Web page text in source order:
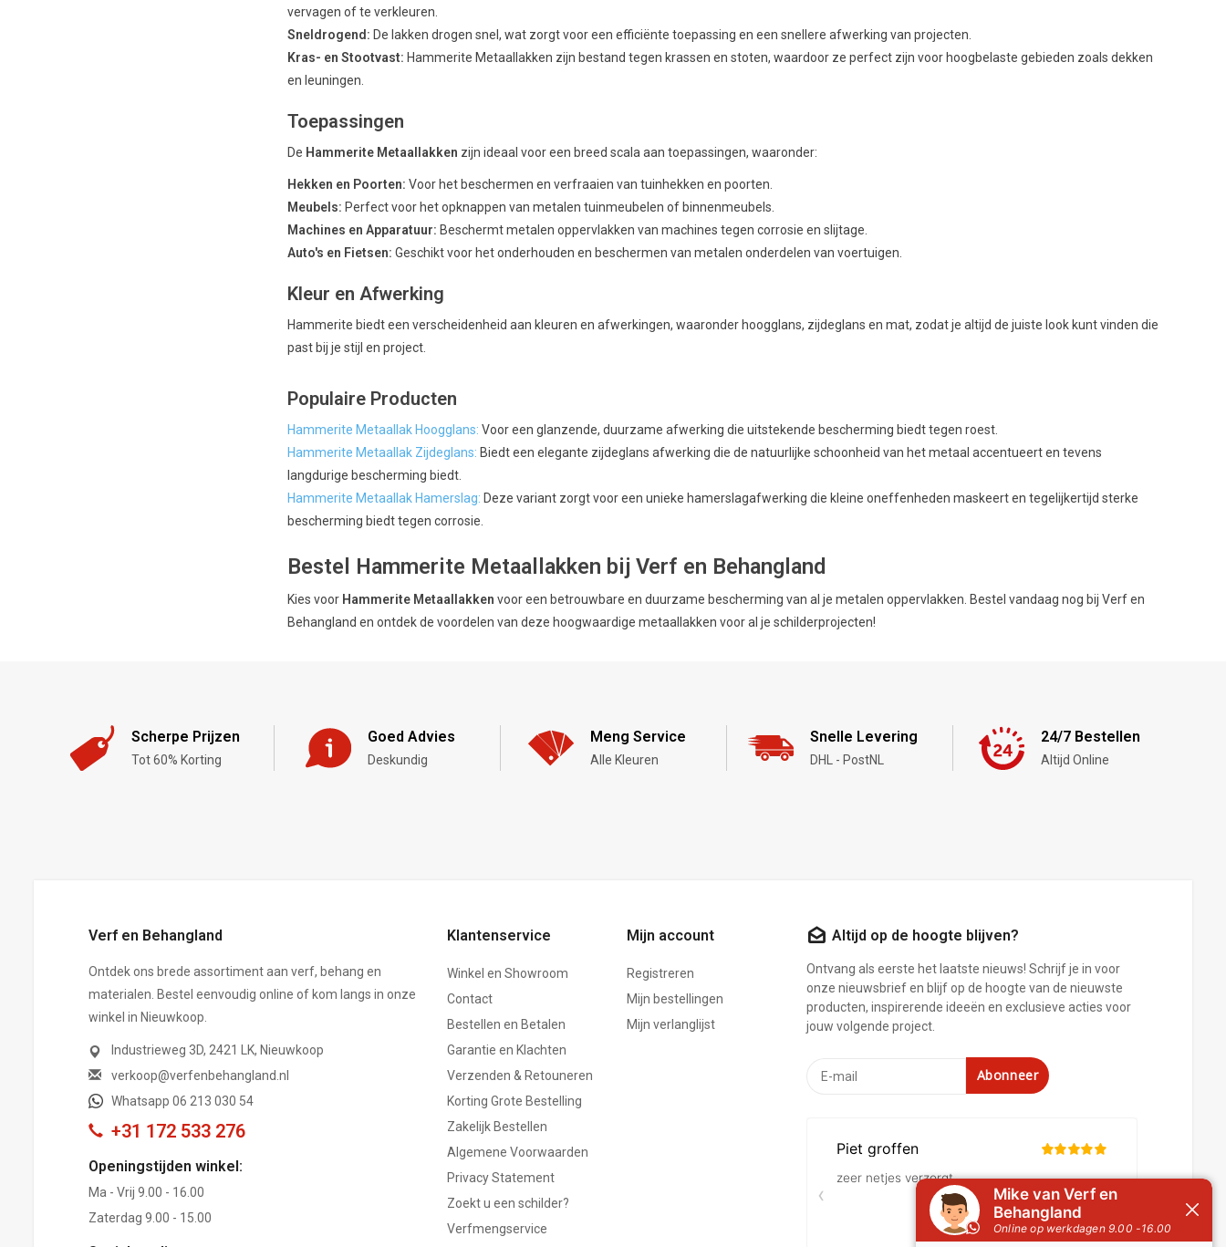
vervagen of te verkleuren.
Sneldrogend: De lakken drogen snel, wat zorgt voor een efficiënte toepassing en een snellere afwerking van projecten.
Kras- en Stootvast: Hammerite Metaallakken zijn bestand tegen krassen en stoten, waardoor ze perfect zijn voor hoogbelaste gebieden zoals dekken
en leuningen.
Toepassingen
De Hammerite Metaallakken zijn ideaal voor een breed scala aan toepassingen, waaronder:
Hekken en Poorten: Voor het beschermen en verfraaien van tuinhekken en poorten.
Meubels: Perfect voor het opknappen van metalen tuinmeubelen of binnenmeubels.
Machines en Apparatuur: Beschermt metalen oppervlakken van machines tegen corrosie en slijtage.
Auto's en Fietsen: Geschikt voor het onderhouden en beschermen van metalen onderdelen van voertuigen.
Kleur en Afwerking
Hammerite biedt een verscheidenheid aan kleuren en afwerkingen, waaronder hoogglans, zijdeglans en mat, zodat je altijd de juiste look kunt vinden die
past bij je stijl en project.
Populaire Producten
Hammerite Metaallak Hoogglans: Voor een glanzende, duurzame afwerking die uitstekende bescherming biedt tegen roest.
Hammerite Metaallak Zijdeglans: Biedt een elegante zijdeglans afwerking die de natuurlijke schoonheid van het metaal accentueert en tevens
langdurige bescherming biedt.
Hammerite Metaallak Hamerslag: Deze variant zorgt voor een unieke hamerslagafwerking die kleine oneffenheden maskeert en tegelijkertijd sterke
bescherming biedt tegen corrosie.
Bestel Hammerite Metaallakken bij Verf en Behangland
Kies voor Hammerite Metaallakken voor een betrouwbare en duurzame bescherming van al je metalen oppervlakken. Bestel vandaag nog bij Verf en
Behangland en ontdek de voordelen van deze hoogwaardige metaallakken voor al je schilderprojecten!
Scherpe Prijzen
Tot 60% Korting
Goed Advies
Deskundig
Meng Service
Alle Kleuren
Snelle Levering
DHL - PostNL
24/7 Bestellen
Altijd Online
Verf en Behangland
Ontdek ons brede assortiment aan verf, behang en
materialen. Bestel eenvoudig online of kom langs in onze
winkel in Nieuwkoop.
Industrieweg 3D, 2421 LK, Nieuwkoop
verkoop@verfenbehangland.nl
Whatsapp 06 213 030 54
+31 172 533 276
Openingstijden winkel:
Ma - Vrij 9.00 - 16.00
Zaterdag 9.00 - 15.00
Klantenservice
Winkel en Showroom
Contact
Bestellen en Betalen
Garantie en Klachten
Verzenden & Retouneren
Korting Grote Bestelling
Zakelijk Bestellen
Algemene Voorwaarden
Privacy Statement
Zoekt u een schilder?
Verfmengservice
Mijn account
Registreren
Mijn bestellingen
Mijn verlanglijst
Altijd op de hoogte blijven?
Ontvang als eerste het laatste nieuws! Schrijf je in voor
onze nieuwsbrief en blijf op de hoogte van de nieuwste
producten, inspirerende ideeën en exclusieve acties voor
jouw volgende project.
Abonneer